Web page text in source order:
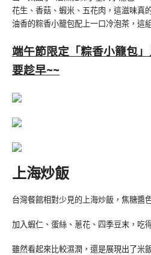
花生、香菇、蝦米、五花肉，這滋味真
油香的粽香小籠包配上一口冷泡茶，這
端午節限定「粽香小籠包
要趁早~~
上海炒飯
台灣餐館相對少見的上海炒飯，焦糖醬
加入蝦仁、蛋絲、蔥花、四季豆末，吃
雖然看起來比較濕潤，還是展現出了米